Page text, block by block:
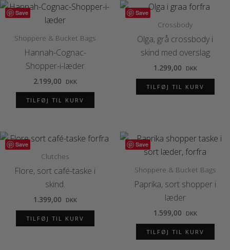
Save
Shoppere & Bucket Bags
Hannah-Cognac-
Shopper-i-læder
2.199,00 DKK
TILFØJ TIL KURV
Save
Crossbody
Olga, grå crossbody i
skind med overslag
1.299,00 DKK
TILFØJ TIL KURV
Save
Clutches
Flore, sort café-taske i
skind.
1.399,00 DKK
TILFØJ TIL KURV
Save
Shoppere & Bucket Bags
Paprika, sort shopper i
læder
1.599,00 DKK
TILFØJ TIL KURV